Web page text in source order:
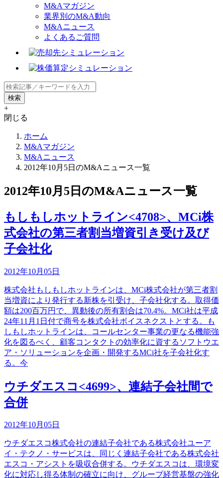
M&Aマガジン
業界別のM&A動向
M&Aニュース
よくあるご質問
+
閉じる
ホーム
M&Aマガジン
M&Aニュース
2012年10月5日のM&Aニュース一覧
2012年10月5日のM&Aニュース一覧
もしもしホットライン<4708>、MCi株
式会社の第三者割当増資引き受け及び
子会社化
2012年10月05日
株式会社もしもしホットラインは、MCi株式会社が第三者割
当増資により発行する新株を引受け、子会社化する。取得価
額は200百万円で、異動後の所有割合は70.4%。MCi社は平成
24年11月1日付で商号を株式会社ボイスネクストとする。も
しもしホットラインは、コールセンター事業の更なる機能強
化を図るべく、顧客コンタクトの効率化に資するソフトウエ
ア・ソリューションを企画・開発するMCi社を子会社化す
る。今
ウチダエスコ<4699>、連結子会社間で
合併
2012年10月05日
ウチダエスコ株式会社の連結子会社である株式会社ユーア
イ・テクノ・サービスは、同じく連結子会社である株式会社
エスコ・アシストを吸収合併する。ウチダエスコは、環境変
化に対応し得る体制の確立に向け、グループ経営基盤の強化